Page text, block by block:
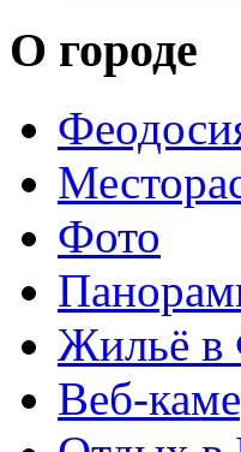
О городе
Фото
Жильё в
Веб-